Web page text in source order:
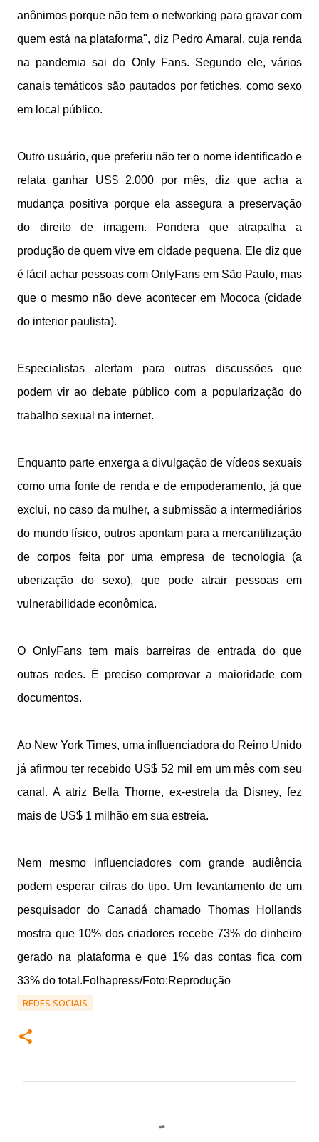
anônimos porque não tem o networking para gravar com
quem está na plataforma", diz Pedro Amaral, cuja renda
na pandemia sai do Only Fans. Segundo ele, vários
canais temáticos são pautados por fetiches, como sexo
em local público.
Outro usuário, que preferiu não ter o nome identificado e
relata ganhar US$ 2.000 por mês, diz que acha a
mudança positiva porque ela assegura a preservação
do direito de imagem. Pondera que atrapalha a
produção de quem vive em cidade pequena. Ele diz que
é fácil achar pessoas com OnlyFans em São Paulo, mas
que o mesmo não deve acontecer em Mococa (cidade
do interior paulista).
Especialistas alertam para outras discussões que
podem vir ao debate público com a popularização do
trabalho sexual na internet.
Enquanto parte enxerga a divulgação de vídeos sexuais
como uma fonte de renda e de empoderamento, já que
exclui, no caso da mulher, a submissão a intermediários
do mundo físico, outros apontam para a mercantilização
de corpos feita por uma empresa de tecnologia (a
uberização do sexo), que pode atrair pessoas em
vulnerabilidade econômica.
O OnlyFans tem mais barreiras de entrada do que
outras redes. É preciso comprovar a maioridade com
documentos.
Ao New York Times, uma influenciadora do Reino Unido
já afirmou ter recebido US$ 52 mil em um mês com seu
canal. A atriz Bella Thorne, ex-estrela da Disney, fez
mais de US$ 1 milhão em sua estreia.
Nem mesmo influenciadores com grande audiência
podem esperar cifras do tipo. Um levantamento de um
pesquisador do Canadá chamado Thomas Hollands
mostra que 10% dos criadores recebe 73% do dinheiro
gerado na plataforma e que 1% das contas fica com
33% do total.Folhapress/Foto:Reprodução
REDES SOCIAIS